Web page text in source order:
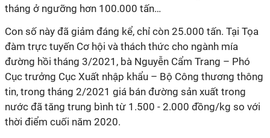
tháng ở ngưỡng hơn 100.000 tấn…
Con số này đã giảm đáng kể, chỉ còn 25.000 tấn. Tại Tọa
đàm trực tuyến Cơ hội và thách thức cho ngành mía
đường hồi tháng 3/2021, bà Nguyễn Cẩm Trang – Phó
Cục trưởng Cục Xuất nhập khẩu – Bộ Công thương thông
tin, trong tháng 2/2021 giá bán đường sản xuất trong
nước đã tăng trung bình từ 1.500 - 2.000 đồng/kg so với
thời điểm cuối năm 2020.